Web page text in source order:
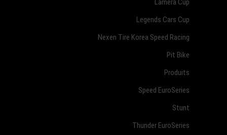
Legends Cars Cup
Nexen Tire Korea Speed Racing
Pit Bike
Produits
Speed EuroSeries
Stunt
Thunder EuroSeries